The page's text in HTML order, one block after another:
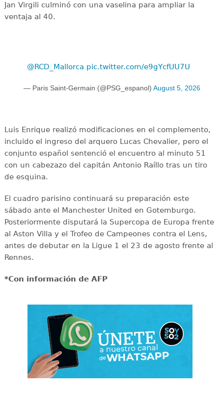
Jan Virgili culminó con una vaselina para ampliar la
ventaja al 40.
@RCD_Mallorca pic.twitter.com/e9gYcfUU7U
— Paris Saint-Germain (@PSG_espanol) August 5, 2026
Luis Enrique realizó modificaciones en el complemento,
incluido el ingreso del arquero Lucas Chevalier, pero el
conjunto español sentenció el encuentro al minuto 51
con un cabezazo del capitán Antonio Raíllo tras un tiro
de esquina.
El cuadro parisino continuará su preparación este
sábado ante el Manchester United en Gotemburgo.
Posteriormente disputará la Supercopa de Europa frente
al Aston Villa y el Trofeo de Campeones contra el Lens,
antes de debutar en la Ligue 1 el 23 de agosto frente al
Rennes.
*Con información de AFP